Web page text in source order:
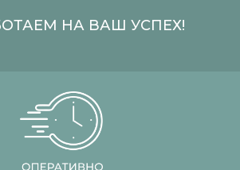
НА ВАШ УСПЕХ!